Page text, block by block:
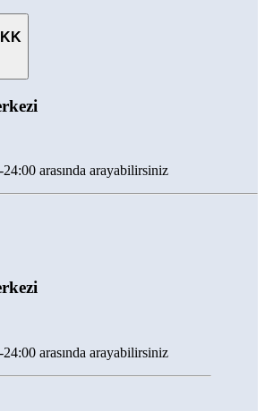
arasında arayabilirsiniz
arasında arayabilirsiniz